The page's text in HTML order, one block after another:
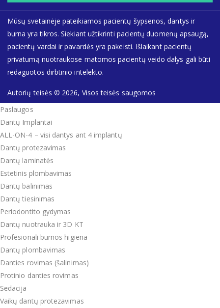
Mūsų svetainėje pateikiamos pacientų šypsenos, dantys ir
burna yra tikros. Siekiant užtikrinti pacientų duomenų apsaugą,
pacientų vardai ir pavardės yra pakeisti. Išlaikant pacientų
privatumą nuotraukose matomos pacientų veido dalys gali būti
redaguotos dirbtinio intelekto.
Autorių teisės © 2026, Visos teisės saugomos
Paslaugos
Dantų Implantai
ALL-ON-4 – visi dantys ant 4 implantų
Dantų protezavimas
Dantų laminatės
Estetinis plombavimas
Dantų balinimas
Dantų tiesinimas
Periodontito gydymas
Dantų nuotrauka ir 3D KT
Profesionali burnos higiena
Dantų plombavimas
Danties rovimas (šalinimas)
Protinio danties rovimas
Sedacija
Vaikų dantų protezavimas